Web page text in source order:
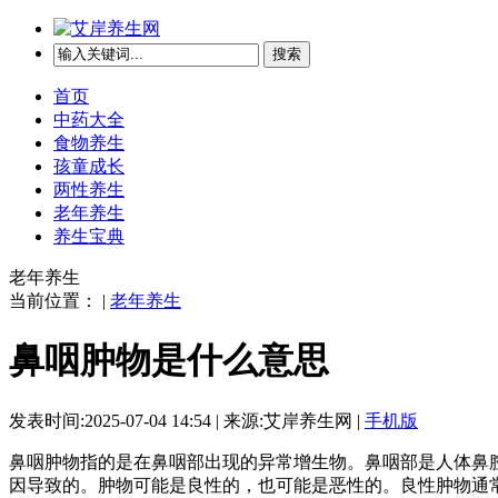
搜索
首页
中药大全
食物养生
孩童成长
两性养生
老年养生
养生宝典
老年养生
当前位置： | 老年养生
鼻咽肿物是什么意思
发表时间:2025-07-04 14:54 | 来源:艾岸养生网 | 手机版
鼻咽肿物指的是在鼻咽部出现的异常增生物。鼻咽部是人体
因导致的。肿物可能是良性的，也可能是恶性的。良性肿物